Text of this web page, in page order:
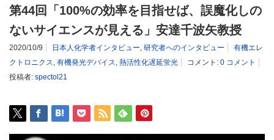
第44回「100%の効率を目指せば、誤魔化しの
ないサイエンスが見える」安達千波矢教授
2020/10/9 日本人化学者インタビュー, 研究者へのインタビュー
有機エレ
クトロニクス, 有機発光デバイス, 熱活性化遅延蛍光 コメント: 0 コメント
投稿者: spectol21